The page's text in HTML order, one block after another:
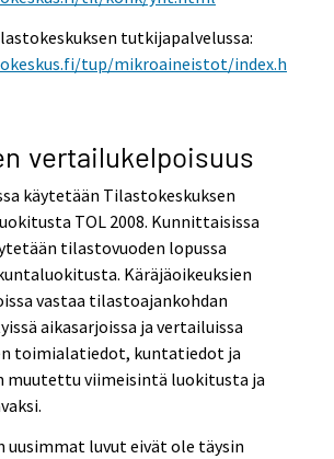
tutkijapalvelussa:
tup/mikroaineistot/index.h
vertailukelpoisuus
käytetään Tilastokeskuksen
TOL 2008. Kunnittaisissa
tilastovuoden lopussa
Käräjäoikeuksien
vastaa tilastoajankohdan
aikasarjoissa ja vertailuissa
toimialatiedot, kuntatiedot ja
muutettu viimeisintä luokitusta ja
uusimmat luvut eivät ole täysin